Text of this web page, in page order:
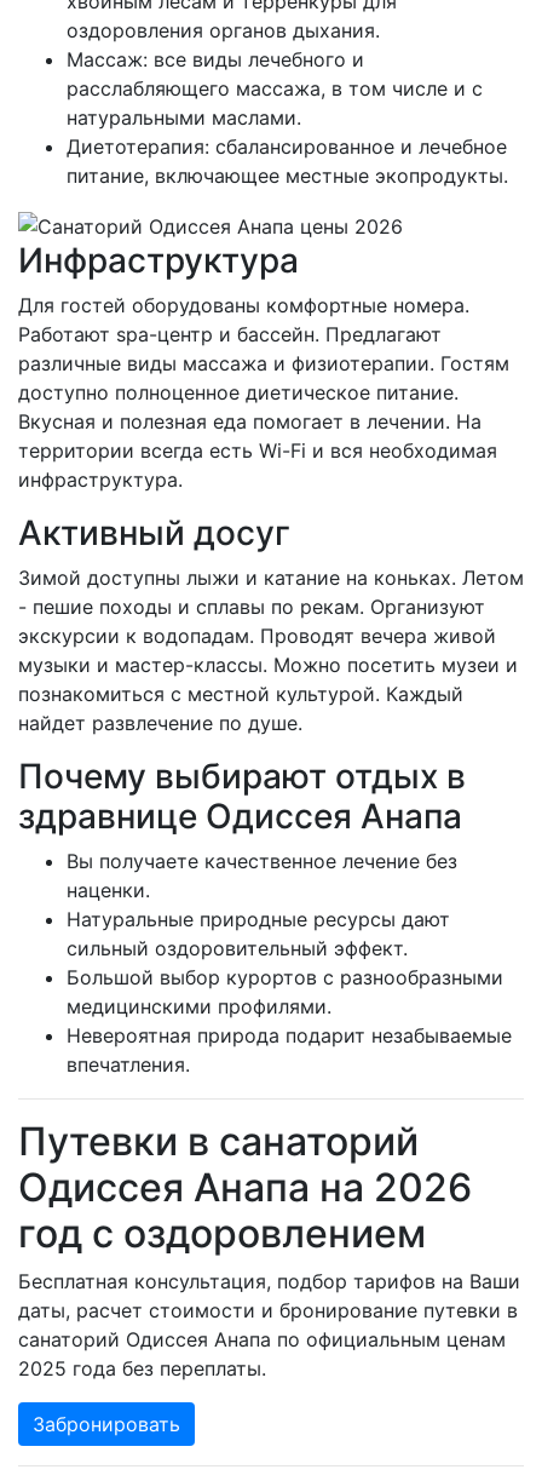
оздоровления органов дыхания.
Массаж: все виды лечебного и
расслабляющего массажа, в том числе и с
натуральными маслами.
Диетотерапия: сбалансированное и лечебное
питание, включающее местные экопродукты.
Инфраструктура
Для гостей оборудованы комфортные номера.
Работают spa-центр и бассейн. Предлагают
различные виды массажа и физиотерапии. Гостям
доступно полноценное диетическое питание.
Вкусная и полезная еда помогает в лечении. На
территории всегда есть Wi-Fi и вся необходимая
инфраструктура.
Активный досуг
Зимой доступны лыжи и катание на коньках. Летом
- пешие походы и сплавы по рекам. Организуют
экскурсии к водопадам. Проводят вечера живой
музыки и мастер-классы. Можно посетить музеи и
познакомиться с местной культурой. Каждый
найдет развлечение по душе.
Почему выбирают отдых в
здравнице Одиссея Анапа
Вы получаете качественное лечение без
наценки.
Натуральные природные ресурсы дают
сильный оздоровительный эффект.
Большой выбор курортов с разнообразными
медицинскими профилями.
Невероятная природа подарит незабываемые
впечатления.
Путевки в санаторий
Одиссея Анапа на 2026
год с оздоровлением
Бесплатная консультация, подбор тарифов на Ваши
даты, расчет стоимости и бронирование путевки в
санаторий Одиссея Анапа по официальным ценам
2025 года без переплаты.
Забронировать